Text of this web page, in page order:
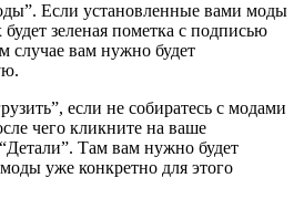
Если установленные вами моды
зеленая пометка с подписью
случае вам нужно будет
если не собиратесь с модами
чего кликните на ваше
Там вам нужно будет
уже конкретно для этого